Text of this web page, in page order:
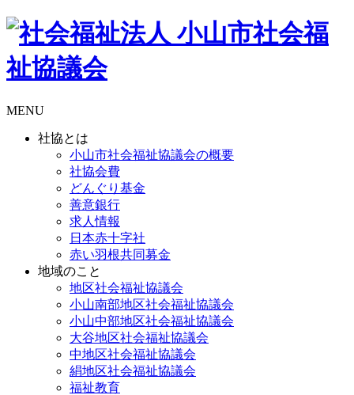
MENU
社協とは
小山市社会福祉協議会の概要
社協会費
どんぐり基金
善意銀行
求人情報
日本赤十字社
赤い羽根共同募金
地域のこと
地区社会福祉協議会
小山南部地区社会福祉協議会
小山中部地区社会福祉協議会
大谷地区社会福祉協議会
中地区社会福祉協議会
絹地区社会福祉協議会
福祉教育